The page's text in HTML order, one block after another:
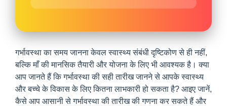
गर्भावस्था का समय जानना केवल स्वास्थ्य संबंधी दृष्टिकोण से ही नहीं,
बल्कि माँ की मानसिक तैयारी और योजना के लिए भी आवश्यक है। क्या
आप जानते हैं कि गर्भावस्था की सही तारीख जानने से आपके स्वास्थ्य
और बच्चे के विकास के लिए कितना लाभकारी हो सकता है? आइए जानें,
कैसे आप आसानी से गर्भावस्था की तारीख की गणना कर सकते हैं और